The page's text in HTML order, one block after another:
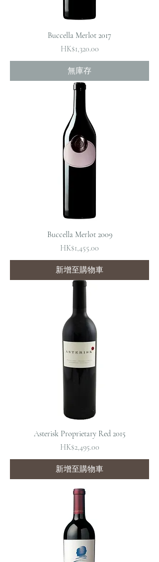
Buccella Merlot 2017
價格
HK$1,320.00
無庫存
Buccella Merlot 2009
價格
HK$1,455.00
新增至購物車
Asterisk Proprietary Red 2015
價格
HK$2,495.00
新增至購物車